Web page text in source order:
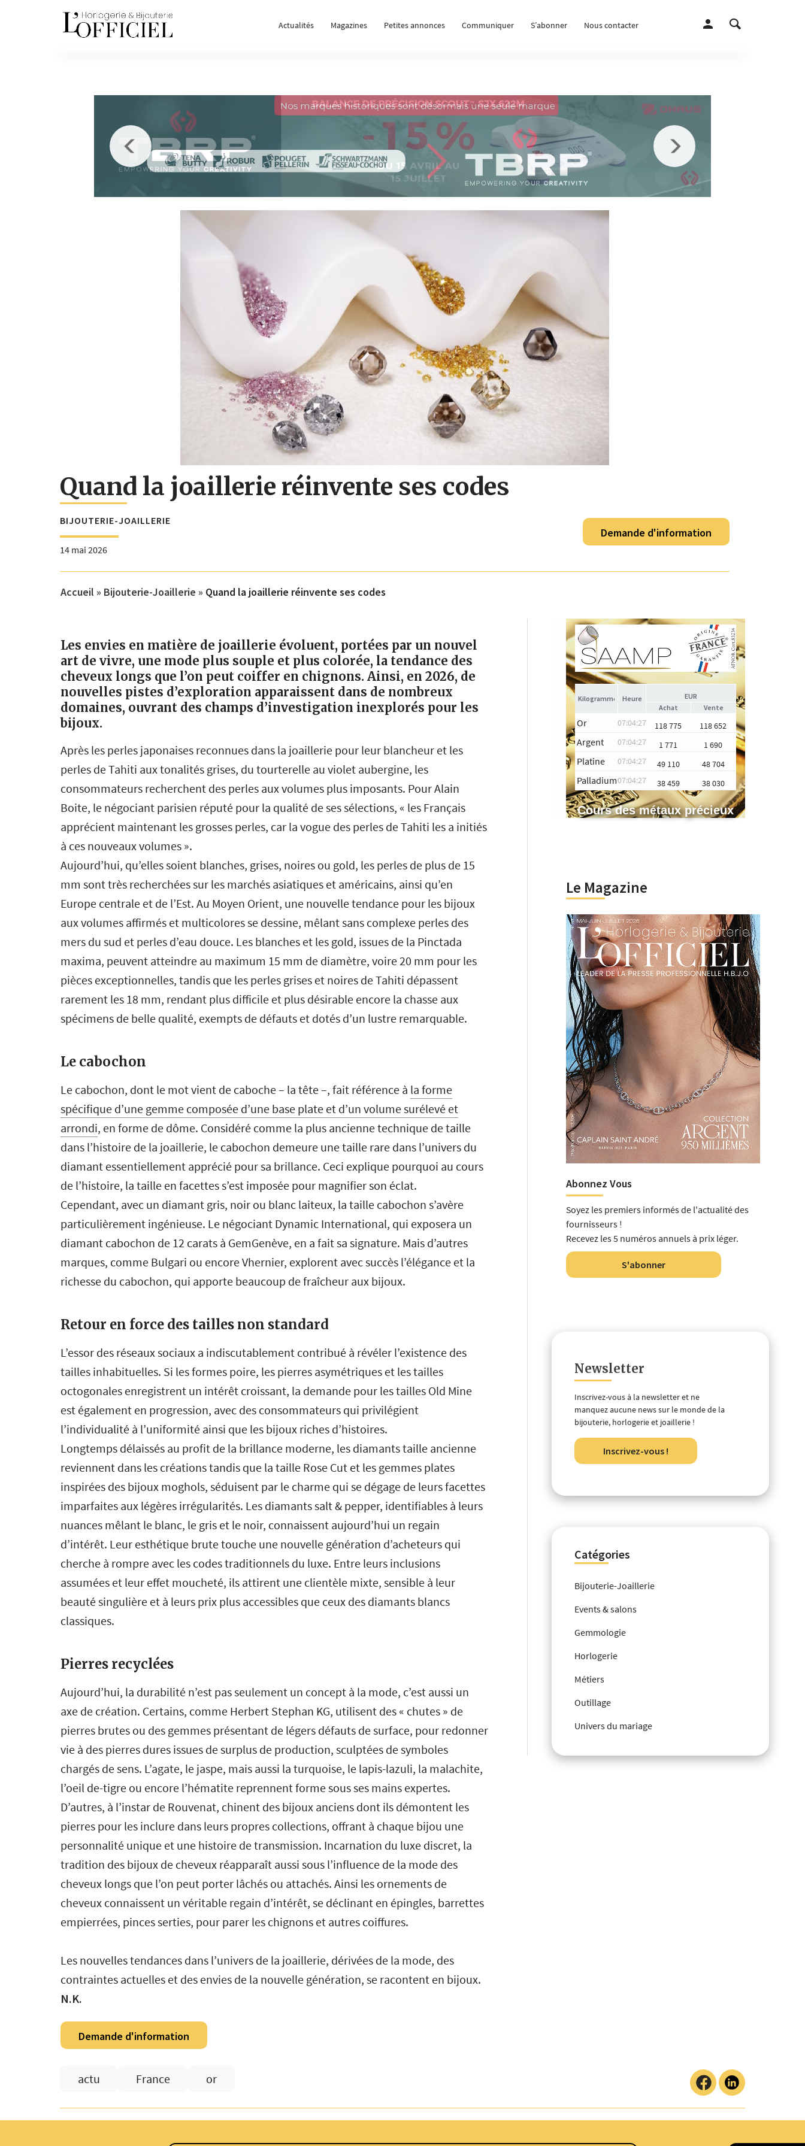
Actualités Magazines Petites annonces Communiquer S’abonner Nous contacter
Quand la joaillerie réinvente ses codes
BIJOUTERIE-JOAILLERIE
Demande d'information
14 mai 2026
Accueil » Bijouterie-Joaillerie » Quand la joaillerie réinvente ses codes
Les envies en matière de joaillerie évoluent, portées par un nouvel
art de vivre, une mode plus souple et plus colorée, la tendance des
cheveux longs que l’on peut coiffer en chignons. Ainsi, en 2026, de
nouvelles pistes d’exploration apparaissent dans de nombreux
domaines, ouvrant des champs d’investigation inexplorés pour les
bijoux.
Après les perles japonaises reconnues dans la joaillerie pour leur blancheur et les
perles de Tahiti aux tonalités grises, du tourterelle au violet aubergine, les
consommateurs recherchent des perles aux volumes plus imposants. Pour Alain
Boite, le négociant parisien réputé pour la qualité de ses sélections, « les Français
apprécient maintenant les grosses perles, car la vogue des perles de Tahiti les a initiés
à ces nouveaux volumes ».
Aujourd’hui, qu’elles soient blanches, grises, noires ou gold, les perles de plus de 15
mm sont très recherchées sur les marchés asiatiques et américains, ainsi qu’en
Europe centrale et de l’Est. Au Moyen Orient, une nouvelle tendance pour les bijoux
aux volumes affirmés et multicolores se dessine, mêlant sans complexe perles des
mers du sud et perles d’eau douce. Les blanches et les gold, issues de la Pinctada
maxima, peuvent atteindre au maximum 15 mm de diamètre, voire 20 mm pour les
pièces exceptionnelles, tandis que les perles grises et noires de Tahiti dépassent
rarement les 18 mm, rendant plus difficile et plus désirable encore la chasse aux
spécimens de belle qualité, exempts de défauts et dotés d’un lustre remarquable.
Le cabochon
Le cabochon, dont le mot vient de caboche – la tête –, fait référence à la forme
spécifique d’une gemme composée d’une base plate et d’un volume surélevé et
arrondi, en forme de dôme. Considéré comme la plus ancienne technique de taille
dans l’histoire de la joaillerie, le cabochon demeure une taille rare dans l’univers du
diamant essentiellement apprécié pour sa brillance. Ceci explique pourquoi au cours
de l’histoire, la taille en facettes s’est imposée pour magnifier son éclat.
Cependant, avec un diamant gris, noir ou blanc laiteux, la taille cabochon s’avère
particulièrement ingénieuse. Le négociant Dynamic International, qui exposera un
diamant cabochon de 12 carats à GemGenève, en a fait sa signature. Mais d’autres
marques, comme Bulgari ou encore Vhernier, explorent avec succès l’élégance et la
richesse du cabochon, qui apporte beaucoup de fraîcheur aux bijoux.
Retour en force des tailles non standard
L’essor des réseaux sociaux a indiscutablement contribué à révéler l’existence des
tailles inhabituelles. Si les formes poire, les pierres asymétriques et les tailles
octogonales enregistrent un intérêt croissant, la demande pour les tailles Old Mine
est également en progression, avec des consommateurs qui privilégient
l’individualité à l’uniformité ainsi que les bijoux riches d’histoires.
Longtemps délaissés au profit de la brillance moderne, les diamants taille ancienne
reviennent dans les créations tandis que la taille Rose Cut et les gemmes plates
inspirées des bijoux moghols, séduisent par le charme qui se dégage de leurs facettes
imparfaites aux légères irrégularités. Les diamants salt & pepper, identifiables à leurs
nuances mêlant le blanc, le gris et le noir, connaissent aujourd’hui un regain
d’intérêt. Leur esthétique brute touche une nouvelle génération d’acheteurs qui
cherche à rompre avec les codes traditionnels du luxe. Entre leurs inclusions
assumées et leur effet moucheté, ils attirent une clientèle mixte, sensible à leur
beauté singulière et à leurs prix plus accessibles que ceux des diamants blancs
classiques.
Pierres recyclées
Aujourd’hui, la durabilité n’est pas seulement un concept à la mode, c’est aussi un
axe de création. Certains, comme Herbert Stephan KG, utilisent des « chutes » de
pierres brutes ou des gemmes présentant de légers défauts de surface, pour redonner
vie à des pierres dures issues de surplus de production, sculptées de symboles
chargés de sens. L’agate, le jaspe, mais aussi la turquoise, le lapis-lazuli, la malachite,
l’oeil de-tigre ou encore l’hématite reprennent forme sous ses mains expertes.
D’autres, à l’instar de Rouvenat, chinent des bijoux anciens dont ils démontent les
pierres pour les inclure dans leurs propres collections, offrant à chaque bijou une
personnalité unique et une histoire de transmission. Incarnation du luxe discret, la
tradition des bijoux de cheveux réapparaît aussi sous l’influence de la mode des
cheveux longs que l’on peut porter lâchés ou attachés. Ainsi les ornements de
cheveux connaissent un véritable regain d’intérêt, se déclinant en épingles, barrettes
empierrées, pinces serties, pour parer les chignons et autres coiffures.
Les nouvelles tendances dans l’univers de la joaillerie, dérivées de la mode, des
contraintes actuelles et des envies de la nouvelle génération, se racontent en bijoux.
N.K.
Demande d'information
Heure
EUR
Achat
Vente
Or 07:04:27 118 775 118 652
Argent 07:04:27 1 771 1 690
Platine 07:04:27 49 110 48 704
Palladium07:04:27 38 459 38 030
Cours des métaux précieux
Le Magazine
Abonnez Vous
Soyez les premiers informés de l'actualité des
fournisseurs !
Recevez les 5 numéros annuels à prix léger.
S'abonner
Newsletter
Inscrivez-vous à la newsletter et ne
manquez aucune news sur le monde de la
bijouterie, horlogerie et joaillerie !
Inscrivez-vous !
Catégories
Bijouterie-Joaillerie
Events & salons
Gemmologie
Horlogerie
Métiers
Outillage
Univers du mariage
actu France or